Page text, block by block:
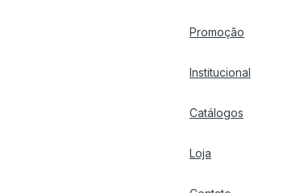
Promoção
Institucional
Catálogos
Loja